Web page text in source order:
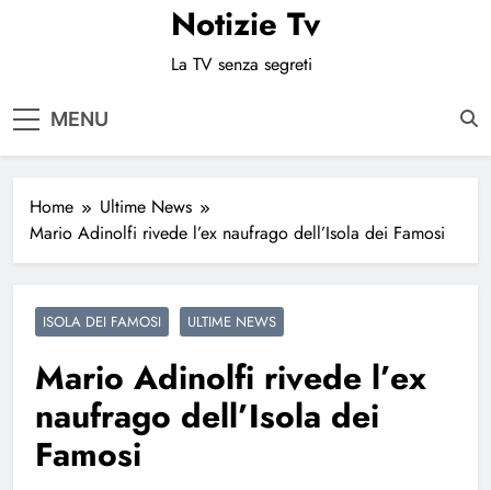
Notizie Tv
La TV senza segreti
MENU
Home
Ultime News
Mario Adinolfi rivede l’ex naufrago dell’Isola dei Famosi
ISOLA DEI FAMOSI ULTIME NEWS
Mario Adinolfi rivede l’ex
naufrago dell’Isola dei
Famosi